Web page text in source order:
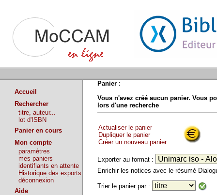
Accueil
Rechercher
titre, auteur...
lot d'ISBN
Panier en cours
Mon compte
paramètres
mes paniers
identifiants en attente
Historique des exports
déconnexion
Aide
Panier :
Vous n'avez créé aucun panier. Vous
lors d'une recherche
Actualiser le panier
Dupliquer le panier
Créer un nouveau panier
Exporter au format :
Enrichir les notices avec le résumé
Trier le panier par :